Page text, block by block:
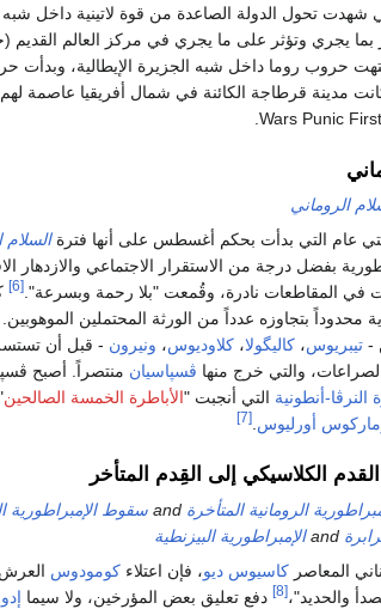
شهدت تحول الدولة الصاعدة من قوة لاتينية داخل شبه
بما يجري وتؤثر على ما يجري في مركز العالم
حروب روما داخل شبه الجزيرة الإيطالية، وبدأت
مدينة قرطاجة الكائنة في شمال أفريقيا عاصمة
الروماني
عام التي بدأت بحكم أغسطس على أنها فترةالسلام
بفضل درجة من الاستقرار الاجتماعي والازدهار
في المقاطعات نادرة، وقُمعت "بلا رحمة وبسرعة". [6]
محدوداً بتجاوزه عدداً من الورثة المحتملين
- تيبريوس، كاليگولا، كلاوديوس، ونيرون - قبل أن تستسلم
والتي خرج منها ڤسپاسيان منتصراً. أصبح
النرڤا-أنطونية التي أنجبت "الأباطرة الخمسة الصالحين
أورليوس [7]
القدم الكلاسيكي إلى القِدم المتأخر
الرومانية المتأخرة
سقوط الإمبراطورية
الإمبراطورية البيزنطية
المعاصر كاسيوس ديو، فإن اعتلاء كومودوس
والحديد"،[8] دفع تعليق بعض المؤرخين، ولا سيما